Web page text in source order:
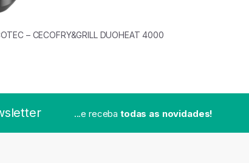
– CECOFRY&GRILL DUOHEAT 4000
...e receba todas as novidades!